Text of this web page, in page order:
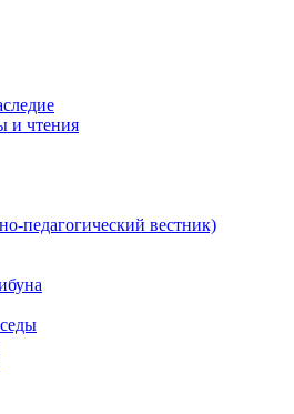
и чтения
педагогический вестник)